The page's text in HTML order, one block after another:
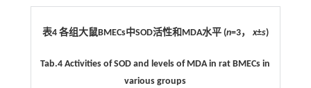
表4 各组大鼠BMECs中SOD活性和MDA水平 (n=3， x±s)
Tab.4Activities of SOD and levels of MDA in rat BMECs in
various groups